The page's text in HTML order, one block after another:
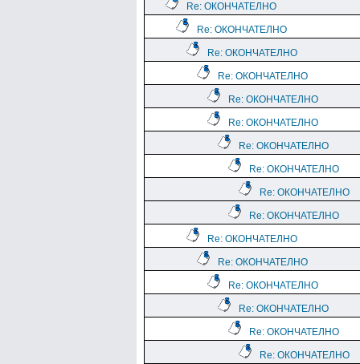
Re: ОКОНЧАТЕЛНО
Re: ОКОНЧАТЕЛНО
Re: ОКОНЧАТЕЛНО
Re: ОКОНЧАТЕЛНО
Re: ОКОНЧАТЕЛНО
Re: ОКОНЧАТЕЛНО
Re: ОКОНЧАТЕЛНО
Re: ОКОНЧАТЕЛНО
Re: ОКОНЧАТЕЛНО
Re: ОКОНЧАТЕЛНО
Re: ОКОНЧАТЕЛНО
Re: ОКОНЧАТЕЛНО
Re: ОКОНЧАТЕЛНО
Re: ОКОНЧАТЕЛНО
Re: ОКОНЧАТЕЛНО
Re: ОКОНЧАТЕЛНО